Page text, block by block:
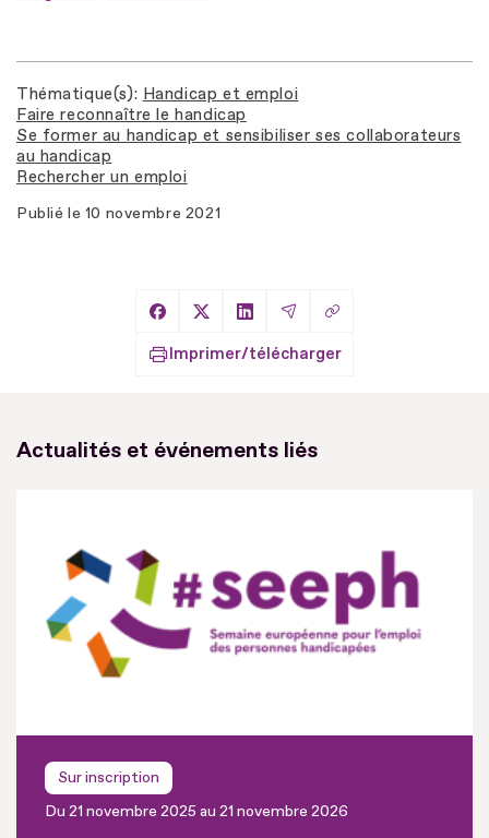
Thématique(s) Handicap et emploi
Faire reconnaître le handicap
Se former au handicap et sensibiliser ses collaborateurs
au handicap
Rechercher un emploi
Publié le 10 novembre 2021
Partager sur Facebook
Partager sur X
Partager sur LinkedIn
Partager par Email
Copier le lien
Imprimer/télécharger
Actualités et événements liés
Sur inscription
Du 21 novembre 2025 au 21 novembre 2026